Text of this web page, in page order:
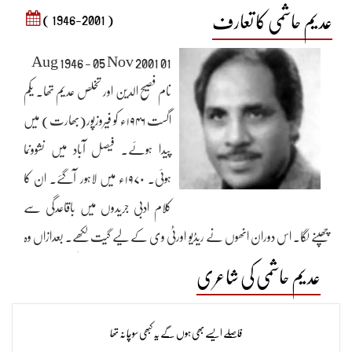
عدیم حاشمی کا تعارف ( 1946-2001 )
01 Aug 1946 - 05 Nov 2001
نام فصیح الدین اور تخلص عدیم تھا۔ یکم
اگست ۱۹۴۶ء کو فیروزپور(بھارت) میں
پیدا ہوئے۔ فیصل آباد میں نشوونما
ہوئی۔ ۱۹۷۰ء میں لاہور آگئے۔ ان کا
کلام ادبی جریدوں میں باقاعدگی سے
چھپنے لگا۔ اس دوران انھوں نے ریڈیو اورٹی وی کے لیے گیت لکھے۔ بعدازاں وہ
امریکا چلے گئے۔ وہ طویل عرصے سے عارضہ قلب میں مبتلا تھے۔ ان کا بائی
پاس آپریشن ہوچکا تھا ۔وہ۵؍نومبر۲۰۰۱ء کو شکاگو میں انتقال کرگئے اور وہیں سپردخاک
عدیم حاشمی کی شاعری
فاصلے ایسے بھی ہوں گے یہ کبھی سوچا نہ تھا​